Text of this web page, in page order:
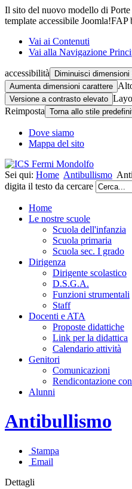
Il sito del nuovo modello di
template accessibile Joomla!FAP
Vai ai Contenuti
Vai alla Navigazione
accessibilità
Diminuisci dimensioni
Aumenta dimensioni carattere
Versione a contrasto elevato
Reimposta Torna allo stile
Dove siamo
Mappa del sito
Sei qui: Home Antibullismo
digita il testo da cercare
Home
Le nostre scuole
Scuola dell'infanzia
Scuola primaria
Scuola sec. I grado
Dirigenza
Dirigente scolastico
D.S.G.A.
Funzioni strumentali
Staff
Docenti e ATA
Proposte didattiche
Link per la didattica
Calendario attività
Genitori
Comunicazioni
Rendicontazione
Alunni
Antibullismo
Stampa
Email
Dettagli